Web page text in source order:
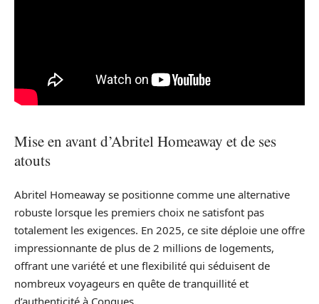
Mise en avant d’Abritel Homeaway et de ses
atouts
Abritel Homeaway se positionne comme une alternative
robuste lorsque les premiers choix ne satisfont pas
totalement les exigences. En 2025, ce site déploie une offre
impressionnante de plus de 2 millions de logements,
offrant une variété et une flexibilité qui séduisent de
nombreux voyageurs en quête de tranquillité et